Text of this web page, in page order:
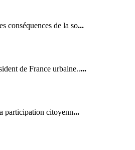
conséquences de la so...
de France urbaine.....
participation citoyenn...